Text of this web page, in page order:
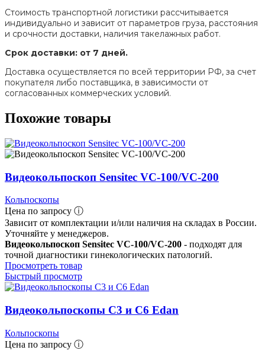
Стоимость транспортной логистики рассчитывается
индивидуально и зависит от параметров груза, расстояния
и срочности доставки, наличия такелажных работ.
Срок доставки: от 7 дней.
Доставка осуществляется по всей территории РФ, за счет
покупателя либо поставщика, в зависимости от
согласованных коммерческих условий.
Похожие товары
Видеокольпоскоп Sensitec VC-100/VC-200
Кольпоскопы
Цена по запросу ⓘ
Зависит от комплектации и/или наличия на складах в России.
Уточняйте у менеджеров.
Видеокольпоскоп Sensitec VC-100/VC-200 - подходят для
точной диагностики гинекологических патологий.
Просмотреть товар
Быстрый просмотр
Видеокольпоскопы С3 и С6 Edan
Кольпоскопы
Цена по запросу ⓘ